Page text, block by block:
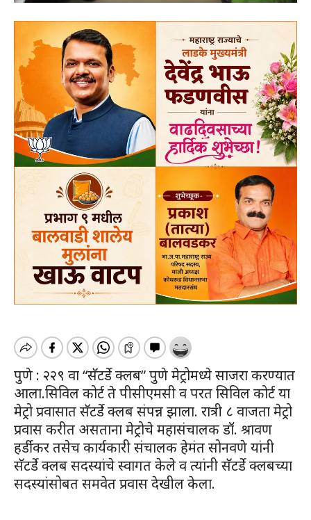
पुणे : २२९ वा “सॅटर्डे क्लब” पुणे मेट्रोमध्ये साजरा करण्यात
आला.सिविल कोर्ट ते पीसीएमसी व परत सिविल कोर्ट या
मेट्रो प्रवासात सॅटर्डे क्लब संपन्न झाला. रात्री ८ वाजता मेट्रो
प्रवास करीत असताना मेट्रोचे महासंचालक डॉ. श्रावण
हर्डीकर तसेच कार्यकारी संचालक हेमंत सोनवणे यांनी
सॅटर्डे क्लब सदस्यांचे स्वागत केले व त्यांनी सॅटर्डे क्लबच्या
सदस्यांसोबत समवेत प्रवास देखील केला.